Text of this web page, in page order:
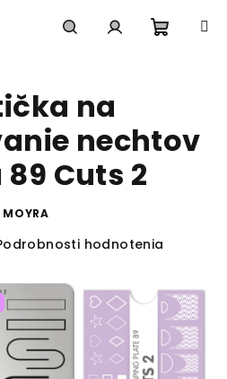
na
nechtov
Cuts 2
MOYRA
hodnotenia